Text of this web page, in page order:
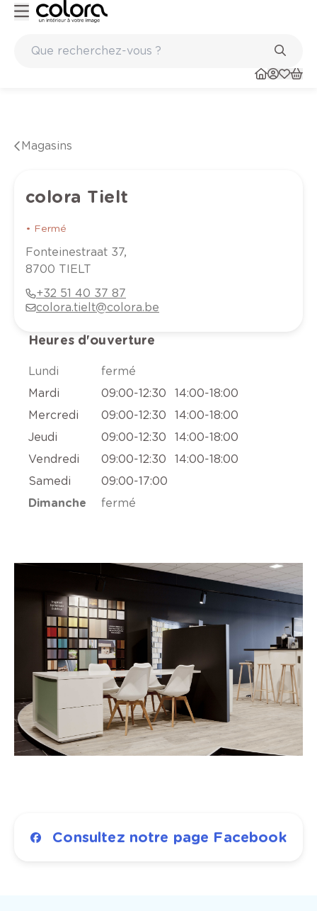
Magasins
colora Tielt
• Fermé
Fonteinestraat 37,
8700 TIELT
+32 51 40 37 87
colora.tielt@colora.be
Heures d'ouverture
Lundi
fermé
Mardi
09:00-12:30 14:00-18:00
Mercredi
09:00-12:30 14:00-18:00
Jeudi
09:00-12:30 14:00-18:00
Vendredi
09:00-12:30 14:00-18:00
Samedi
09:00-17:00
Dimanche
fermé
Consultez notre page Facebook